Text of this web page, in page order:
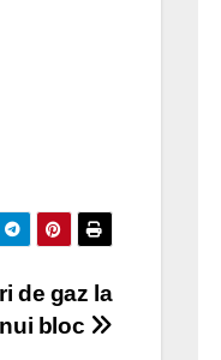
de gaz la
bloc